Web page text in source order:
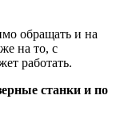
обращать и на
на то, с
работать.
станки и по